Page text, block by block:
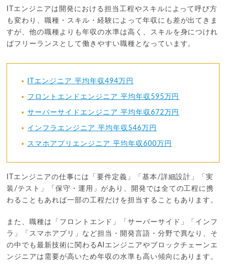
ITエンジニアは開発における担当工程やスキルによって呼び方
も変わり、職種・スキル・経験によって年収にも差が出てきま
すが、他の職種よりも年収の水準は高く、スキルを身につけれ
ばフリーランスとして働きやすい職種となっています。
ITエンジニア 平均年収494万円
フロントエンドエンジニア 平均年収595万円
サーバーサイドエンジニア 平均年収672万円
インフラエンジニア 平均年収546万円
スマホアプリエンジニア 平均年収600万円
ITエンジニアの仕事には「要件定義」「基本/詳細設計」「実
装/テスト」「保守・運用」があり、開発では全ての工程に携
わることもあれば一部の工程だけを担当することもあります。
また、職種は「フロントエンド」「サーバーサイド」「インフ
ラ」「スマホアプリ」など担当・開発言語・分野で異なり、そ
の中でも最新技術に関わるAIエンジニアやブロックチェーンエ
ンジニアは需要が高いため年収の水準も高い傾向にあります。